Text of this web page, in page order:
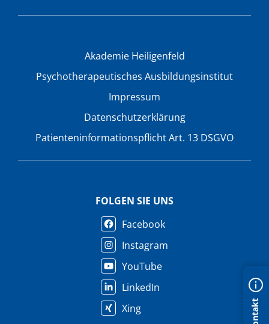
Kontakt
Akademie Heiligenfeld
Psychotherapeutisches Ausbildungsinstitut
Impressum
Datenschutzerklärung
Patienteninformationspflicht Art. 13 DSGVO
FOLGEN SIE UNS
Facebook
Instagram
YouTube
LinkedIn
Xing